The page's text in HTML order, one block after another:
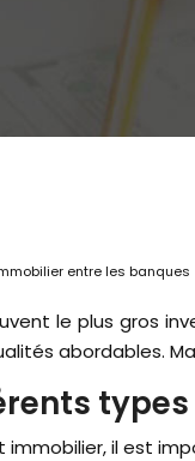
entre les banques
abordables.
il est